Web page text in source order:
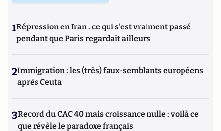
1Répression en Iran : ce qui s'est vraiment passé
pendant que Paris regardait ailleurs
2Immigration : les (très) faux-semblants européens
après Ceuta
3Record du CAC 40 mais croissance nulle : voilà ce
que révèle le paradoxe français